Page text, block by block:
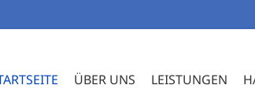
ÜBER UNS LEISTUNGEN